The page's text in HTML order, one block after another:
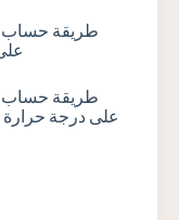
طريقة حساب
طريقة حساب
على درجة حرارة